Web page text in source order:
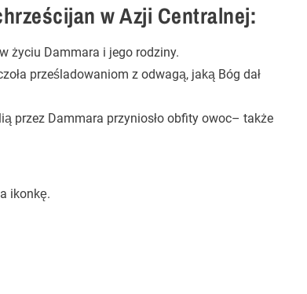
w Azji Centralnej:
życiu Dammara i jego rodziny.
prześladowaniom z odwagą, jaką Bóg dał
przez Dammara przyniosło obfity owoc– także
ikonkę.